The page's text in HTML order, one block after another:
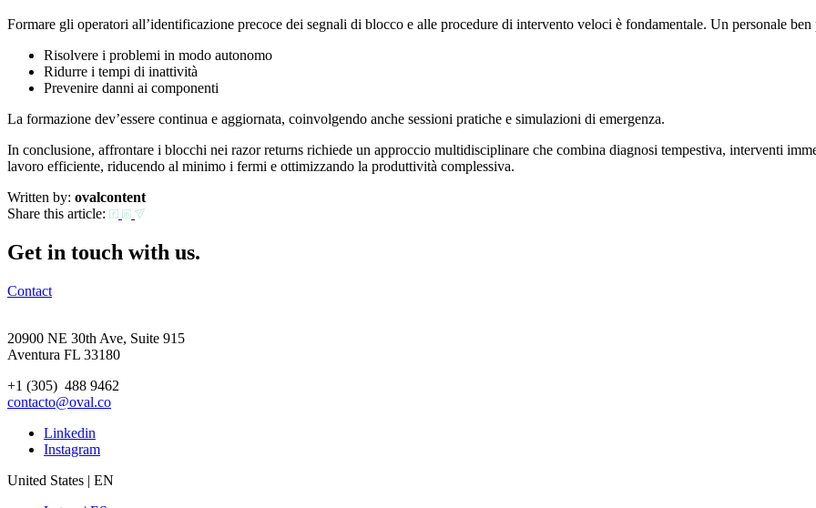
Formare gli operatori all’identificazione precoce dei segnali di blocco e alle procedure di intervento veloci è fondamentale. Un personale ben
Risolvere i problemi in modo autonomo
Ridurre i tempi di inattività
Prevenire danni ai componenti
La formazione dev’essere continua e aggiornata, coinvolgendo anche sessioni pratiche e simulazioni di emergenza.
In conclusione, affrontare i blocchi nei razor returns richiede un approccio multidisciplinare che combina diagnosi tempestiva, interventi
lavoro efficiente, riducendo al minimo i fermi e ottimizzando la produttività complessiva.
Written by: ovalcontent
Share this article:
Get in touch with us.
Contact
20900 NE 30th Ave, Suite 915
Aventura FL 33180
+1 (305) 488 9462
contacto@oval.co
Linkedin
Instagram
United States | EN